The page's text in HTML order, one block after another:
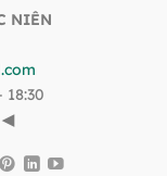
NIÊN
18:30
◀